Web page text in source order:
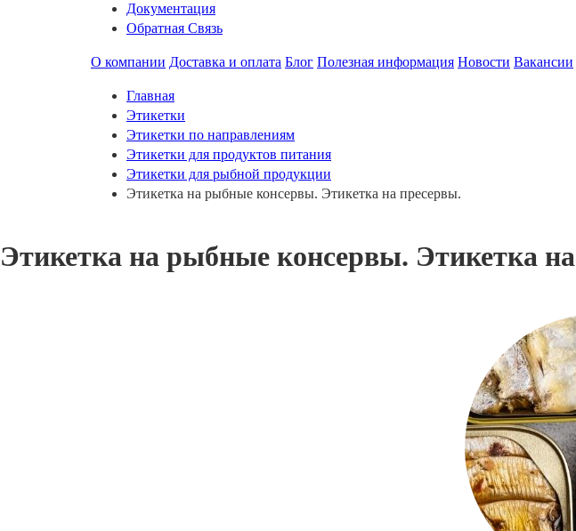
Документация
Обратная Связь
О компании Доставка и оплата Блог Полезная информация Новости Вакансии
Главная
Этикетки
Этикетки по направлениям
Этикетки для продуктов питания
Этикетки для рыбной продукции
Этикетка на рыбные консервы. Этикетка на пресервы.
Этикетка на рыбные консервы. Этикетка